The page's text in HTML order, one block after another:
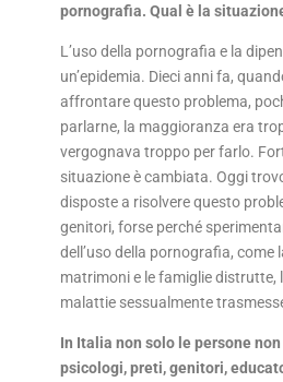
pornografia. Qual è la
L’uso della pornografia e la
un’epidemia. Dieci anni fa,
affrontare questo problema,
parlarne, la maggioranza era
vergognava troppo per farlo.
situazione è cambiata. Oggi
disposte a risolvere questo
genitori, forse perché
dell’uso della pornografia, come
matrimoni e le famiglie distrutte,
malattie sessualmente
In Italia non solo le persone
psicologi, preti, genitori,